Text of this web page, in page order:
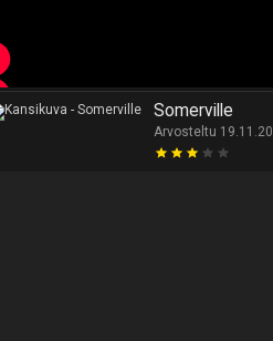
Somerville
Arvosteltu